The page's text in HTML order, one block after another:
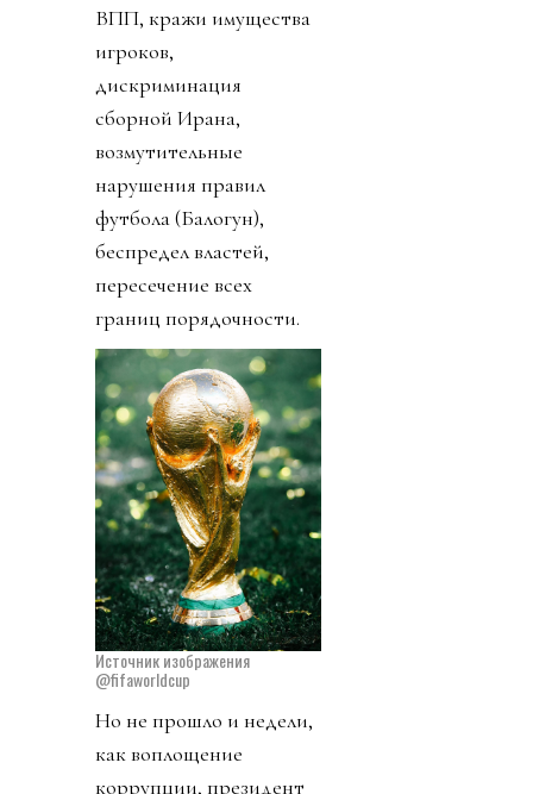
ВПП, кражи имущества
игроков,
дискриминация
сборной Ирана,
возмутительные
нарушения правил
футбола (Балогун),
беспредел властей,
пересечение всех
границ порядочности.
Источник изображения
@fifaworldcup
Но не прошло и недели,
как воплощение
коррупции, президент